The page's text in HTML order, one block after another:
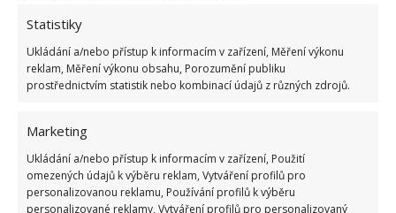
Statistiky
Ukládání a/nebo přístup k informacím v zařízení, Měření výkonu
reklam, Měření výkonu obsahu, Porozumění publiku
prostřednictvím statistik nebo kombinací údajů z různých zdrojů.
Marketing
Ukládání a/nebo přístup k informacím v zařízení, Použití
omezených údajů k výběru reklam, Vytváření profilů pro
personalizovanou reklamu, Používání profilů k výběru
personalizované reklamy, Vytváření profilů pro personalizovaný
Zdroje:MyPositiveOutlooks